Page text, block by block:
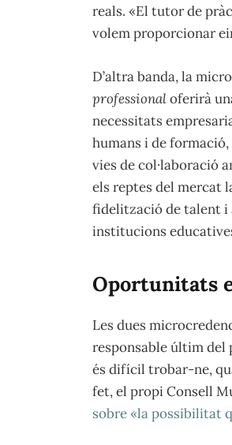
reals. «El tutor de
volem proporcionar
D’altra banda, la
professionaloferirà
necessitats
humans i de
vies de col·laboració
els reptes del mercat
fidelització de talent i
institucions
Oportunitats
Les dues
responsable últim del
és difícil trobar-ne,
fet, el propi Consell
sobre «la possibilitat